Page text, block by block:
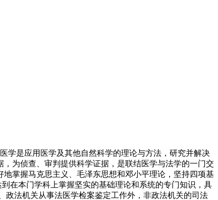
是应用医学及其他自然科学的理论与方法，研究并解决
为侦查、审判提供科学证据，是联结医学与法学的一门交
掌握马克思主义、毛泽东思想和邓小平理论，坚持四项基
在本门学科上掌握坚实的基础理论和系统的专门知识，具
政法机关从事法医学检案鉴定工作外，非政法机关的司法